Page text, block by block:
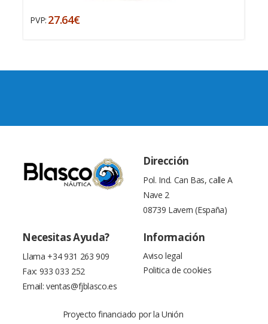
PVP: 27.64€
Dirección
Pol. Ind. Can Bas, calle A
Nave 2
08739 Lavern (España)
Necesitas Ayuda?
Llama +34 931 263 909
Fax: 933 033 252
Email: ventas@fjblasco.es
Información
Aviso legal
Politica de cookies
Proyecto financiado por la Unión